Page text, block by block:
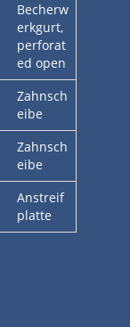
Becherw
erkgurt,
perforat
ed open
Zahnsch
eibe
Zahnsch
eibe
Anstreif
platte